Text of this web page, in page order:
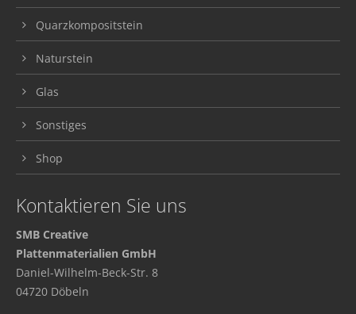
Quarzkompositstein
Naturstein
Glas
Sonstiges
Shop
Kontaktieren Sie uns
SMB Creative
Plattenmaterialien GmbH
Daniel-Wilhelm-Beck-Str. 8
04720 Döbeln